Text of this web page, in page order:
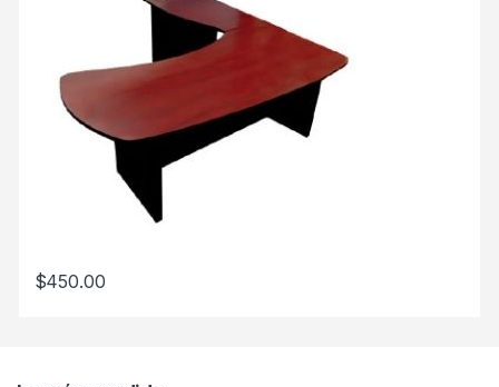
$450.00